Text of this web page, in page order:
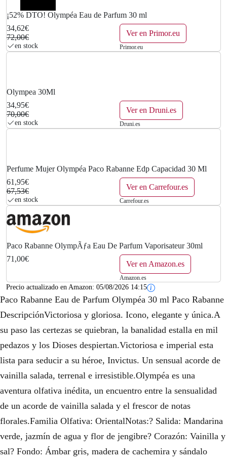
€
¡52% DTO! Olympéa Eau de Parfum 30 ml
34,62€
72,00€
en stock
Ver en Primor.eu
Primor.eu
Olympea 30Ml
34,95€
70,00€
en stock
Ver en Druni.es
Druni.es
Perfume Mujer Olympéa Paco Rabanne Edp Capacidad 30 Ml
61,95€
67,53€
en stock
Ver en Carrefour.es
Carrefour.es
Paco Rabanne OlympÃƒa Eau De Parfum Vaporisateur 30ml
71,00€
Ver en Amazon.es
Amazon.es
Precio actualizado en Amazon: 05/08/2026 14:15
Paco Rabanne Eau de Parfum Olympéa 30 ml Paco Rabanne
DescripciónVictoriosa y gloriosa. Icono, elegante y única.A
su paso las certezas se quiebran, la banalidad estalla en mil
pedazos y los Dioses despiertan.Victoriosa e imperial esta
lista para seducir a su héroe, Invictus. Un sensual acorde de
vainilla salada, terrenal e irresistible.Olympéa es una
aventura olfativa inédita, un encuentro entre la sensualidad
de un acorde de vainilla salada y el frescor de notas
florales.Familia Olfativa: OrientalNotas:? Salida: Mandarina
verde, jazmín de agua y flor de jengibre? Corazón: Vainilla y
sal? Fondo: Ámbar gris, madera de cachemira y sándalo